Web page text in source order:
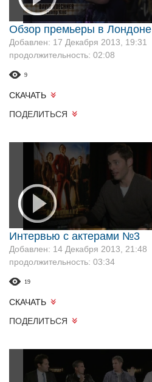
Обзор премьеры в Лондоне
Добавлен: 17 Декабря 2013, 19:31
продолжительность: 02:08
9
СКАЧАТЬ
ПОДЕЛИТЬСЯ
Интервью с актерами №3
Добавлен: 14 Декабря 2013, 21:48
продолжительность: 03:34
19
СКАЧАТЬ
ПОДЕЛИТЬСЯ